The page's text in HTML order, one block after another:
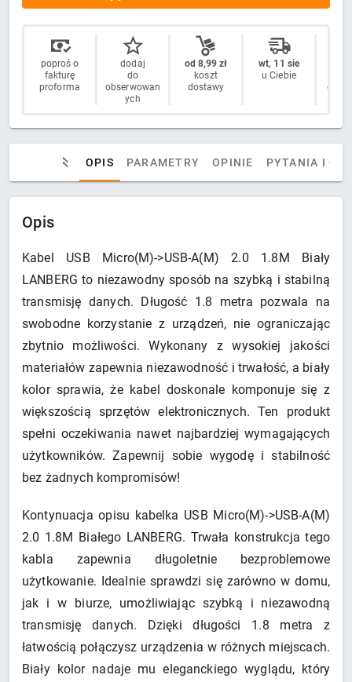
poproś o
fakturę
proforma
dodaj
do
obserwowan
ych
od 8,99 zł
koszt
dostawy
wt, 11 sie
u Ciebie
OPIS PARAMETRY OPINIE PYTANIA I
Opis
Kabel USB Micro(M)->USB-A(M) 2.0 1.8M Biały
LANBERG to niezawodny sposób na szybką i stabilną
transmisję danych. Długość 1.8 metra pozwala na
swobodne korzystanie z urządzeń, nie ograniczając
zbytnio możliwości. Wykonany z wysokiej jakości
materiałów zapewnia niezawodność i trwałość, a biały
kolor sprawia, że kabel doskonale komponuje się z
większością sprzętów elektronicznych. Ten produkt
spełni oczekiwania nawet najbardziej wymagających
użytkowników. Zapewnij sobie wygodę i stabilność
bez żadnych kompromisów!
Kontynuacja opisu kabelka USB Micro(M)->USB-A(M)
2.0 1.8M Białego LANBERG. Trwała konstrukcja tego
kabla zapewnia długoletnie bezproblemowe
użytkowanie. Idealnie sprawdzi się zarówno w domu,
jak i w biurze, umożliwiając szybką i niezawodną
transmisję danych. Dzięki długości 1.8 metra z
łatwością połączysz urządzenia w różnych miejscach.
Biały kolor nadaje mu eleganckiego wyglądu, który